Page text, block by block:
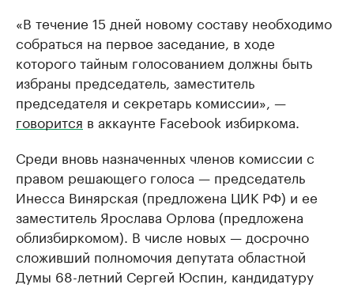
«В течение 15 дней новому составу необходимо
собраться на первое заседание, в ходе
которого тайным голосованием должны быть
избраны председатель, заместитель
председателя и секретарь комиссии», —
говорится в аккаунте Facebook избиркома.
Среди вновь назначенных членов комиссии с
правом решающего голоса — председатель
Инесса Винярская (предложена ЦИК РФ) и ее
заместитель Ярослава Орлова (предложена
облизбиркомом). В числе новых — досрочно
сложивший полномочия депутата областной
Думы 68-летний Сергей Юспин, кандидатуру